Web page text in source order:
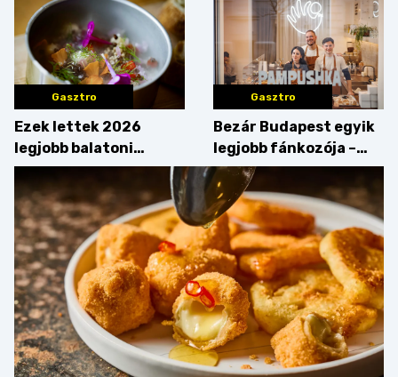
Gasztro
Ezek lettek 2026
legjobb balatoni
strandételei –
végigkóstoltuk a
győzteseket
Gasztro
Bezár Budapest egyik
legjobb fánkozója –
búcsúzik a Pampushka